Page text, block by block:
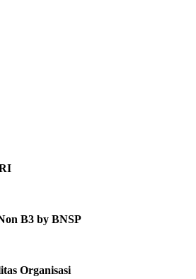
B3 by BNSP
Organisasi